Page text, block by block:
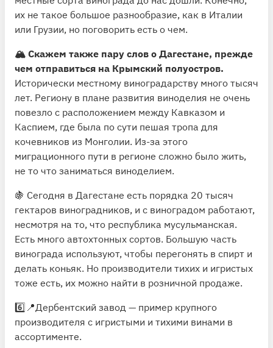
их не такое большое разнообразие, как в Италии
или Грузии, но поговорить есть о чем.
🏔 Скажем также пару слов о Дагестане, прежде
чем отправиться на Крымский полуостров.
Исторически местному виноградарству много тысяч
лет. Региону в плане развития виноделия не очень
повезло с расположением между Кавказом и
Каспием, где была по сути пешая тропа для
кочевников из Монголии. Из-за этого
миграционного пути в регионе сложно было жить,
не то что заниматься виноделием.
🍇 Сегодня в Дагестане есть порядка 20 тысяч
гектаров виноградников, и с виноградом работают,
несмотря на то, что республика мусульманская.
Есть много автохтонных сортов. Большую часть
винограда используют, чтобы перегонять в спирт и
делать коньяк. Но производители тихих и игристых
тоже есть, их можно найти в розничной продаже.
6️⃣📍Дербентский завод — пример крупного
производителя с игристыми и тихими винами в
ассортименте.